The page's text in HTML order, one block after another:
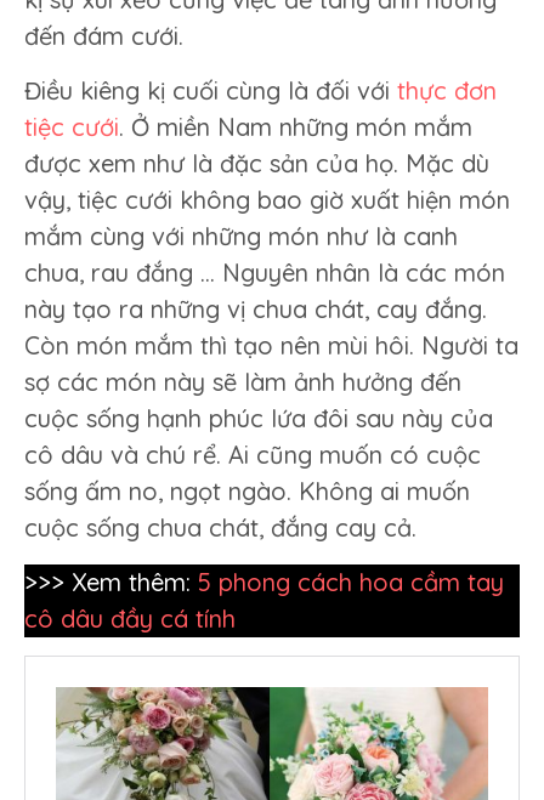
đến đám cưới.
Điều kiêng kị cuối cùng là đối với thực đơn
tiệc cưới. Ở miền Nam những món mắm
được xem như là đặc sản của họ. Mặc dù
vậy, tiệc cưới không bao giờ xuất hiện món
mắm cùng với những món như là canh
chua, rau đắng … Nguyên nhân là các món
này tạo ra những vị chua chát, cay đắng.
Còn món mắm thì tạo nên mùi hôi. Người ta
sợ các món này sẽ làm ảnh hưởng đến
cuộc sống hạnh phúc lứa đôi sau này của
cô dâu và chú rể. Ai cũng muốn có cuộc
sống ấm no, ngọt ngào. Không ai muốn
cuộc sống chua chát, đắng cay cả.
>>> Xem thêm: 5 phong cách hoa cầm tay
cô dâu đầy cá tính